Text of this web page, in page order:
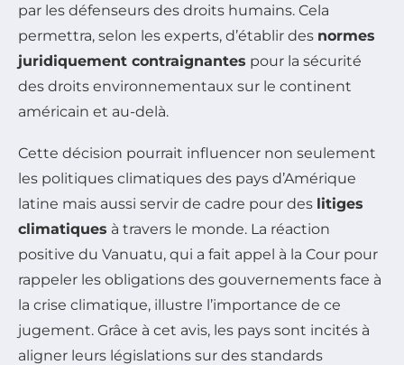
par les défenseurs des droits humains. Cela
permettra, selon les experts, d’établir des normes
juridiquement contraignantes pour la sécurité
des droits environnementaux sur le continent
américain et au-delà.
Cette décision pourrait influencer non seulement
les politiques climatiques des pays d’Amérique
latine mais aussi servir de cadre pour des litiges
climatiques à travers le monde. La réaction
positive du Vanuatu, qui a fait appel à la Cour pour
rappeler les obligations des gouvernements face à
la crise climatique, illustre l’importance de ce
jugement. Grâce à cet avis, les pays sont incités à
aligner leurs législations sur des standards